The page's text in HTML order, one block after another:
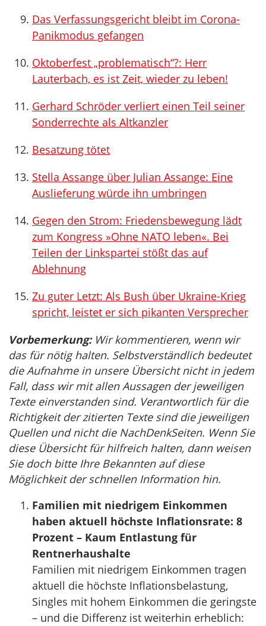
Das Verfassungsgericht bleibt im Corona-
Panikmodus gefangen
Oktoberfest „problematisch“?: Herr
Lauterbach, es ist Zeit, wieder zu leben!
Gerhard Schröder verliert einen Teil seiner
Sonderrechte als Altkanzler
Besatzung tötet
Stella Assange über Julian Assange: Eine
Auslieferung würde ihn umbringen
Gegen den Strom: Friedensbewegung lädt
zum Kongress »Ohne NATO leben«. Bei
Teilen der Linkspartei stößt das auf
Ablehnung
Zu guter Letzt: Als Bush über Ukraine-Krieg
spricht, leistet er sich pikanten Versprecher
Vorbemerkung:Wir kommentieren, wenn wir
das für nötig halten. Selbstverständlich bedeutet
die Aufnahme in unsere Übersicht nicht in jedem
Fall, dass wir mit allen Aussagen der jeweiligen
Texte einverstanden sind. Verantwortlich für die
Richtigkeit der zitierten Texte sind die jeweiligen
Quellen und nicht die NachDenkSeiten. Wenn Sie
diese Übersicht für hilfreich halten, dann weisen
Sie doch bitte Ihre Bekannten auf diese
Möglichkeit der schnellen Information hin.
Familien mit niedrigem Einkommen
haben aktuell höchste Inflationsrate: 8
Prozent – Kaum Entlastung für
Rentnerhaushalte
Familien mit niedrigem Einkommen tragen
aktuell die höchste Inflationsbelastung,
Singles mit hohem Einkommen die geringste
– und die Differenz ist weiterhin erheblich: